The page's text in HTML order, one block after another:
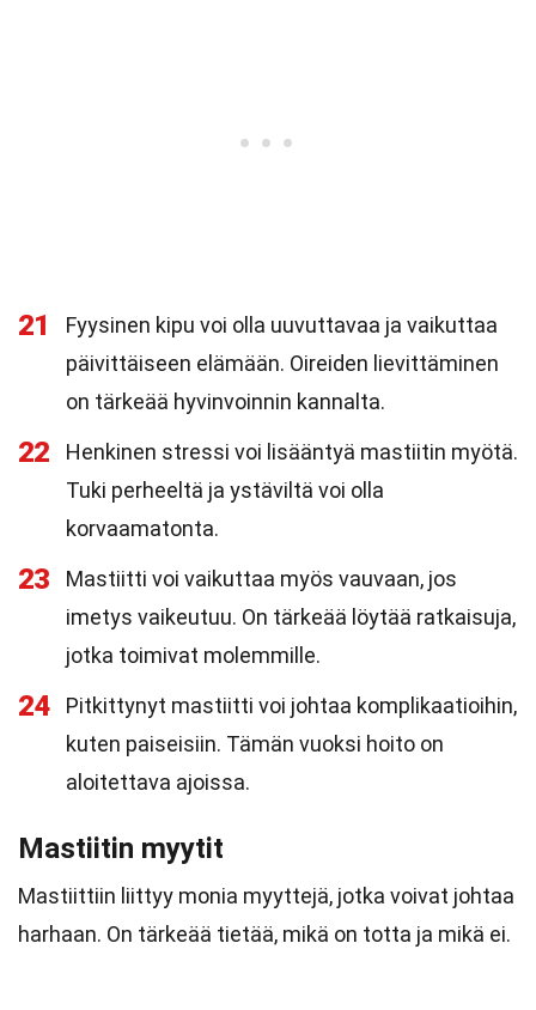
21
Fyysinen kipu voi olla uuvuttavaa ja vaikuttaa
päivittäiseen elämään. Oireiden lievittäminen
on tärkeää hyvinvoinnin kannalta.
22
Henkinen stressi voi lisääntyä mastiitin myötä.
Tuki perheeltä ja ystäviltä voi olla
korvaamatonta.
23
Mastiitti voi vaikuttaa myös vauvaan, jos
imetys vaikeutuu. On tärkeää löytää ratkaisuja,
jotka toimivat molemmille.
24
Pitkittynyt mastiitti voi johtaa komplikaatioihin,
kuten paiseisiin. Tämän vuoksi hoito on
aloitettava ajoissa.
Mastiitin myytit
Mastiittiin liittyy monia myyttejä, jotka voivat johtaa
harhaan. On tärkeää tietää, mikä on totta ja mikä ei.